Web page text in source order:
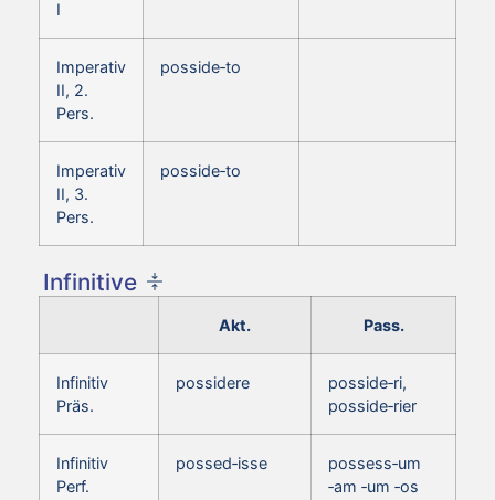
I
Imperativ
II, 2.
Pers.
posside‑to
Imperativ
II, 3.
Pers.
posside‑to
Infinitive
Akt. Pass.
Infinitiv
Präs.
possidere
posside‑ri,
posside‑rier
Infinitiv
Perf.
possed‑isse
possess‑um
‑am ‑um ‑os